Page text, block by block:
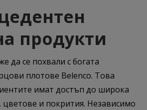
продукти
да се похвали с богата
плотове Belenco. Това
имат достъп до широка
цветове и покрития. Независимо